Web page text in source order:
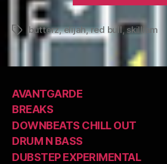
Tagsbutterz,elijah,red bull,skilliam
AVANTGARDE
BREAKS
DOWNBEATS CHILL OUT
DRUM N BASS
DUBSTEP EXPERIMENTAL